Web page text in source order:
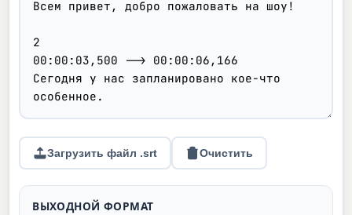
Загрузить файл .srt Очистить
ВЫХОДНОЙ ФОРМАТ